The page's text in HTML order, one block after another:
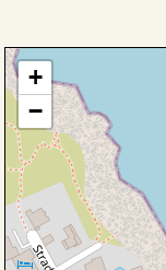
+
−